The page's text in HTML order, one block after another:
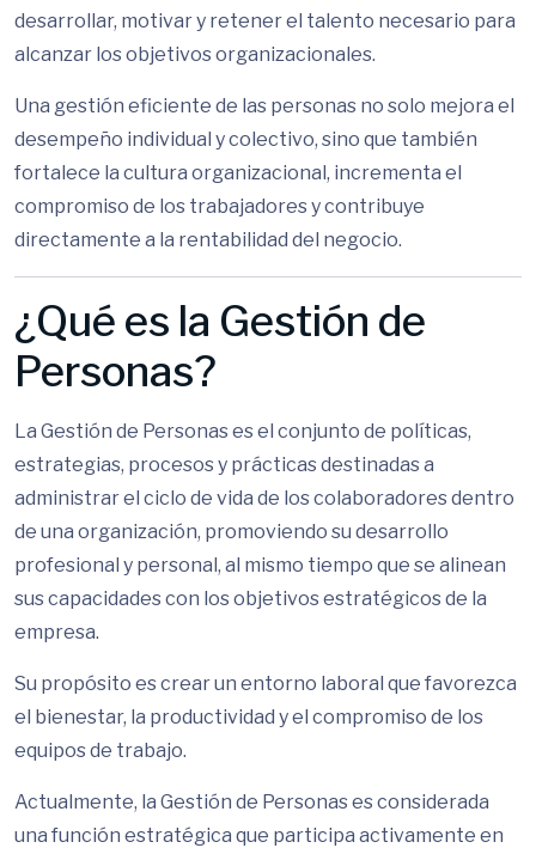
desarrollar, motivar y retener el talento necesario para
alcanzar los objetivos organizacionales.
Una gestión eficiente de las personas no solo mejora el
desempeño individual y colectivo, sino que también
fortalece la cultura organizacional, incrementa el
compromiso de los trabajadores y contribuye
directamente a la rentabilidad del negocio.
¿Qué es la Gestión de
Personas?
La Gestión de Personas es el conjunto de políticas,
estrategias, procesos y prácticas destinadas a
administrar el ciclo de vida de los colaboradores dentro
de una organización, promoviendo su desarrollo
profesional y personal, al mismo tiempo que se alinean
sus capacidades con los objetivos estratégicos de la
empresa.
Su propósito es crear un entorno laboral que favorezca
el bienestar, la productividad y el compromiso de los
equipos de trabajo.
Actualmente, la Gestión de Personas es considerada
una función estratégica que participa activamente en